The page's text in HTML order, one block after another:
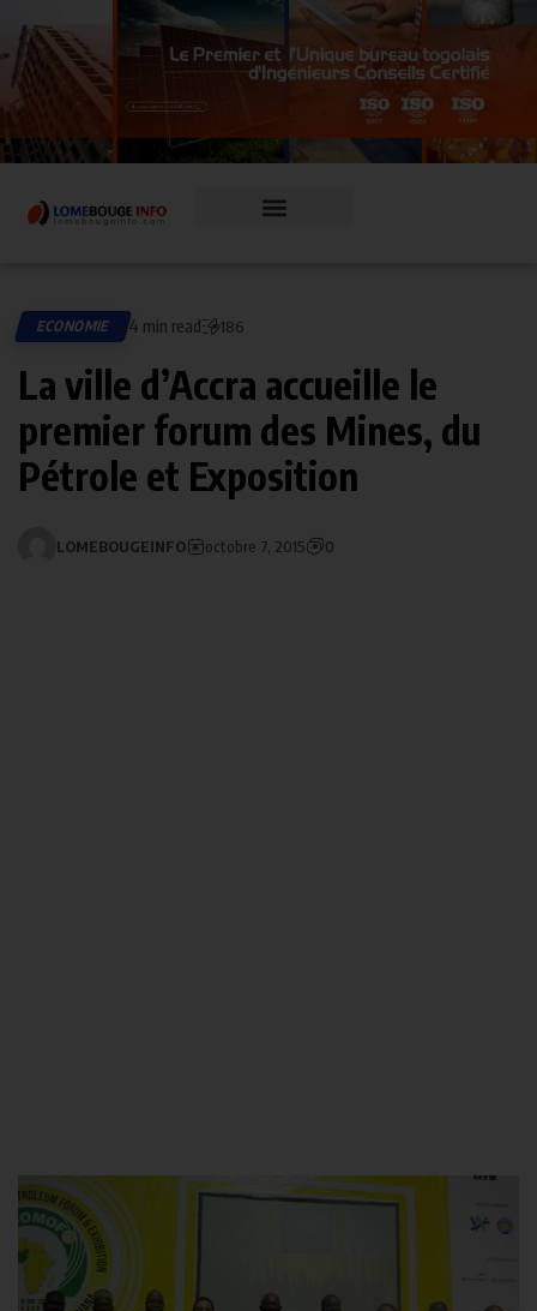
ECONOMIE 4 min read 186
La ville d’Accra accueille le
premier forum des Mines, du
Pétrole et Exposition
LOMEBOUGEINFO octobre 7, 2015 0